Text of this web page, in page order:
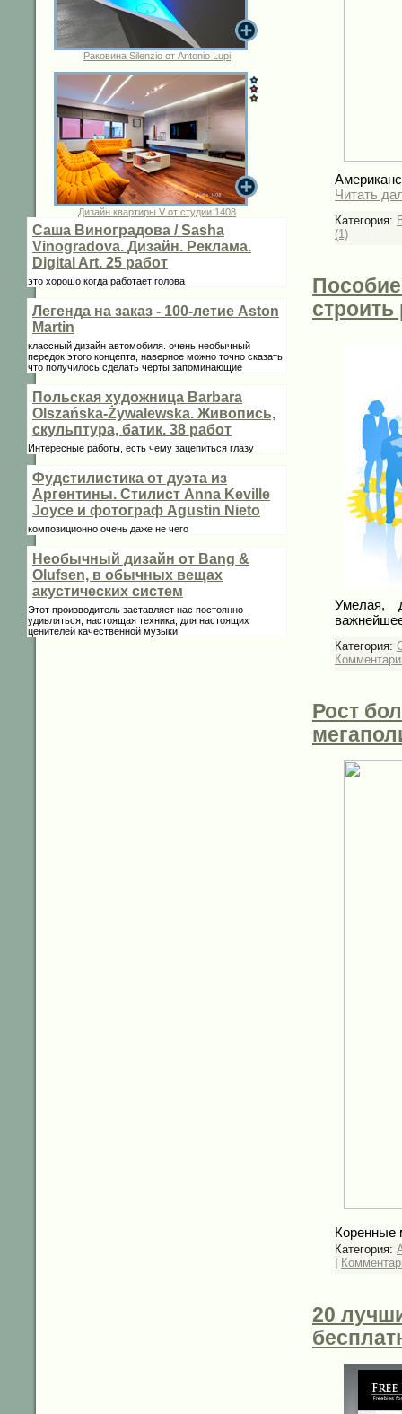
Раковина Silenzio от Antonio Lupi
Дизайн квартиры V от студии 1408
Саша Виноградова / Sasha
Vinogradova. Дизайн. Реклама.
Digital Art. 25 работ
это хорошо когда работает голова
Легенда на заказ - 100-летие Aston
Martin
классный дизайн автомобиля. очень необычный
передок этого концепта, наверное можно точно сказать,
что получилось сделать черты запоминающие
Польская художница Barbara
Olszańska-Żywalewska. Живопись,
скульптура, батик. 38 работ
Интересные работы, есть чему зацепиться глазу
Фудстилистика от дуэта из
Аргентины. Стилист Anna Keville
Joycе и фотограф Agustin Nieto
композиционно очень даже не чего
Необычный дизайн от Bang &
Olufsen, в обычных вещах
акустических систем
Этот производитель заставляет нас постоянно
удивляться, настоящая техника, для настоящих
ценителей качественной музыки
Читать
Категория:
(1)
строить
Умелая,
Категория:
Рост
Коренные
Категория:
20